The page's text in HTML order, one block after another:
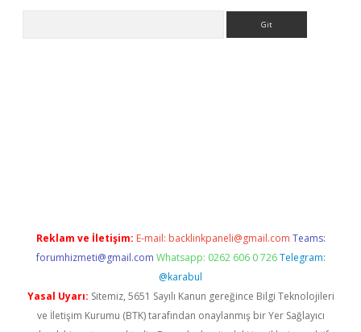
Reklam ve İletişim: E-mail: backlinkpaneli@gmail.com Teams:
forumhizmeti@gmail.com Whatsapp: 0262 606 0 726 Telegram:
@karabul
Yasal Uyarı: Sitemiz, 5651 Sayılı Kanun gereğince Bilgi Teknolojileri
ve İletişim Kurumu (BTK) tarafından onaylanmış bir Yer Sağlayıcı